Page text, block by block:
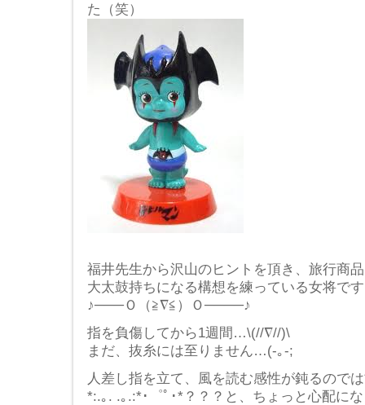
た（笑）
福井先生から沢山のヒントを頂き、旅行商
大太鼓持ちになる構想を練っている女将です
♪───Ｏ（≧∇≦）Ｏ────♪
指を負傷してから1週間…\(//∇//)\
まだ、抜糸には至りません…(-｡-;
人差し指を立て、風を読む感性が鈍るので
*:.｡. .｡.:*･゜ﾟ･*？？？と、ちょっと心配に